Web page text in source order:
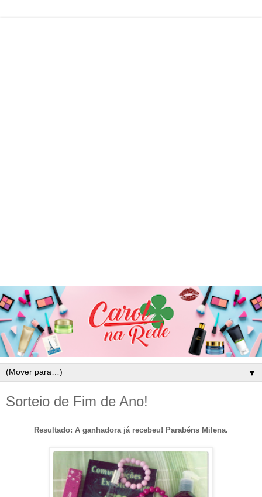
▼
Sorteio de Fim de Ano!
Resultado: A ganhadora já recebeu! Parabéns Milena.